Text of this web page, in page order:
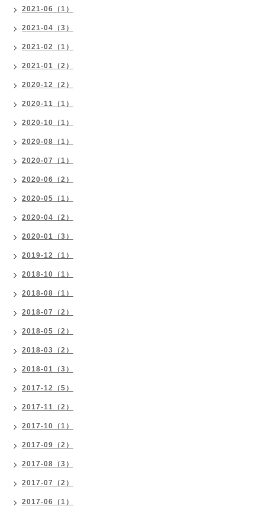
2021-06（1）
2021-04（3）
2021-02（1）
2021-01（2）
2020-12（2）
2020-11（1）
2020-10（1）
2020-08（1）
2020-07（1）
2020-06（2）
2020-05（1）
2020-04（2）
2020-01（3）
2019-12（1）
2018-10（1）
2018-08（1）
2018-07（2）
2018-05（2）
2018-03（2）
2018-01（3）
2017-12（5）
2017-11（2）
2017-10（1）
2017-09（2）
2017-08（3）
2017-07（2）
2017-06（1）